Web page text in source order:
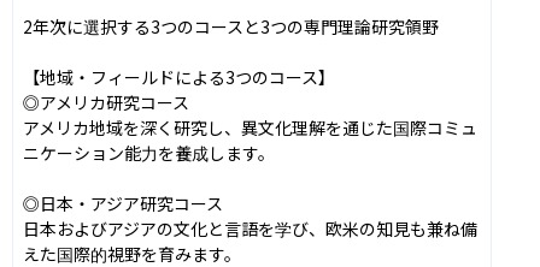
2年次に選択する3つのコースと3つの専門理論研究領野
【地域・フィールドによる3つのコース】
◎アメリカ研究コース
アメリカ地域を深く研究し、異文化理解を通じた国際コミュ
ニケーション能力を養成します。
◎日本・アジア研究コース
日本およびアジアの文化と言語を学び、欧米の知見も兼ね備
えた国際的視野を育みます。